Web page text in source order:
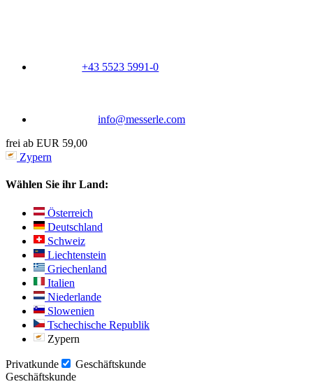
+43 5523 5991-0
info@messerle.com
frei ab EUR 59,00
Zypern
Wählen Sie ihr Land:
Österreich
Deutschland
Schweiz
Liechtenstein
Griechenland
Italien
Niederlande
Slowenien
Tschechische Republik
Zypern
Privatkunde
Geschäftskunde
Geschäftskunde